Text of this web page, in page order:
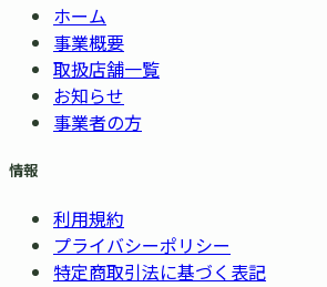
ホーム
事業概要
取扱店舗一覧
お知らせ
事業者の方
情報
利用規約
プライバシーポリシー
特定商取引法に基づく表記